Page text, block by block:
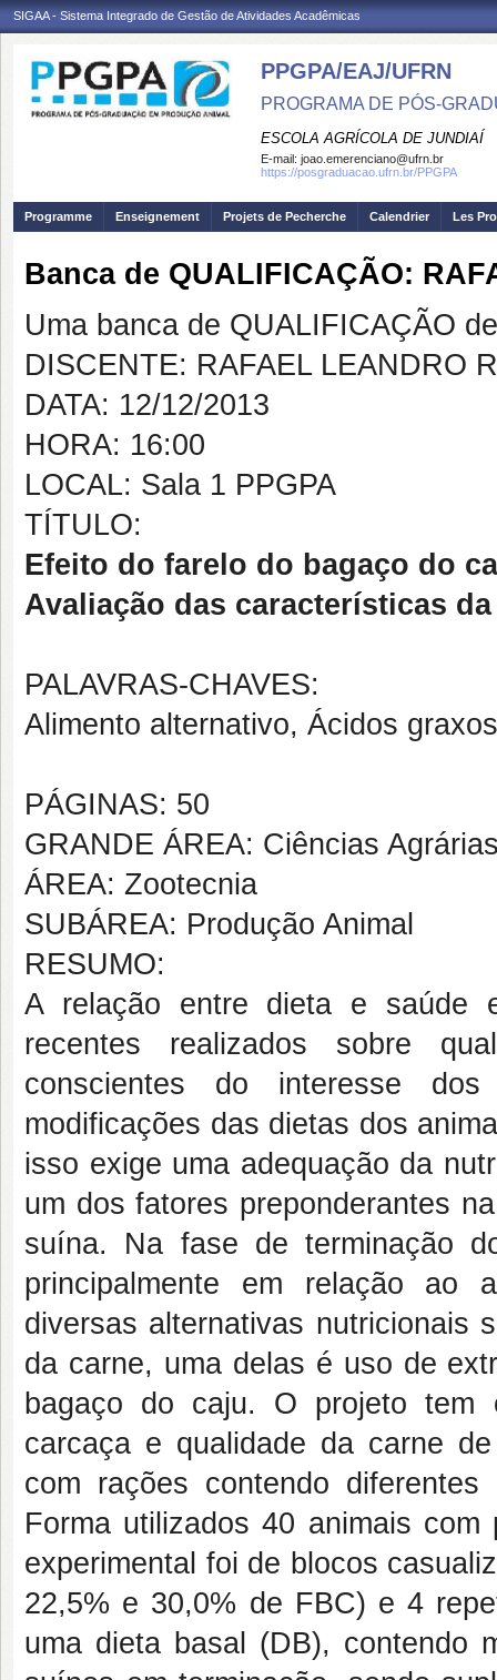
SIGAA - Sistema Integrado de Gestão de Atividades Acadêmicas
PPGPA/EAJ/UFRN
PROGRAMA DE PÓS-
ESCOLA AGRÍCOLA DE JUNDIAÍ
E-mail: joao.emerenciano@ufrn.br
https://posgraduacao.ufrn.br/PPGPA
Programme Enseignement Projets de Pecherche Calendrier Les
Banca de QUALIFICAÇÃO:
Uma banca de QUALIFICAÇÃO
DISCENTE: RAFAEL LEANDRO
DATA: 12/12/2013
HORA: 16:00
LOCAL: Sala 1 PPGPA
TÍTULO:
Efeito do farelo do bagaço do
Avaliação das características
PALAVRAS-CHAVES:
Alimento alternativo, Ácidos
PÁGINAS: 50
GRANDE ÁREA: Ciências
ÁREA: Zootecnia
SUBÁREA: Produção Animal
RESUMO:
A relação entre dieta e saúde
recentes realizados sobre
conscientes do interesse
modificações das dietas dos
isso exige uma adequação da
um dos fatores preponderantes
suína. Na fase de terminação
principalmente em relação ao
diversas alternativas nutricionais
da carne, uma delas é uso de
bagaço do caju. O projeto tem
carcaça e qualidade da carne
com rações contendo
Forma utilizados 40 animais
experimental foi de blocos
22,5% e 30,0% de FBC) e 4
uma dieta basal (DB), contendo